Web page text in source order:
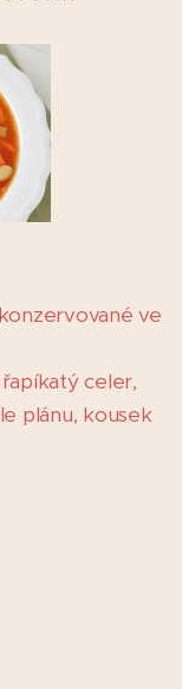
ve
celer,
plánu, kousek